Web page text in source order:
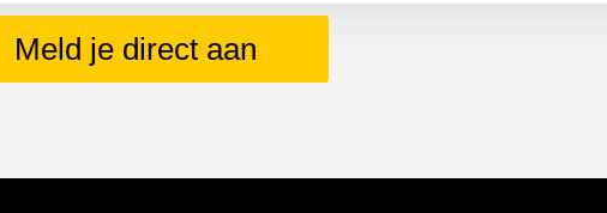
Meld je direct aan